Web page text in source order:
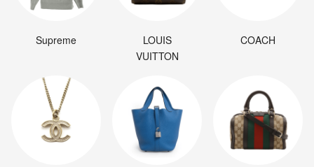
Supreme
LOUIS
VUITTON
COACH